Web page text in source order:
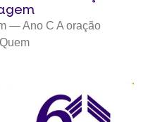
— Ano C A oração